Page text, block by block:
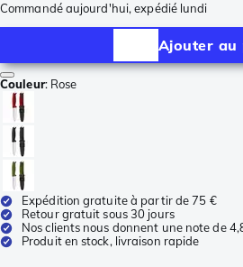
Commandé aujourd'hui, expédié lundi
Ajouter au
Couleur: Rose
Expédition gratuite à partir de 75 €
Retour gratuit sous 30 jours
Nos clients nous donnent une note de
Produit en stock, livraison rapide